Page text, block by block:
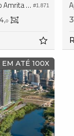
#1.871
Apartamento no Edifício Amrita Apartments
0 3
ATÉ 100X